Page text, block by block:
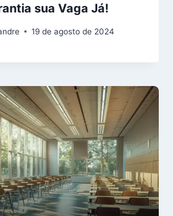
sua Vaga Já!
19 de agosto de 2024